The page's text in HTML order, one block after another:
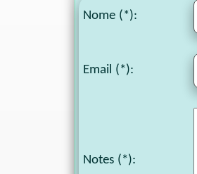
Nome (*):
Email (*):
Notes (*):